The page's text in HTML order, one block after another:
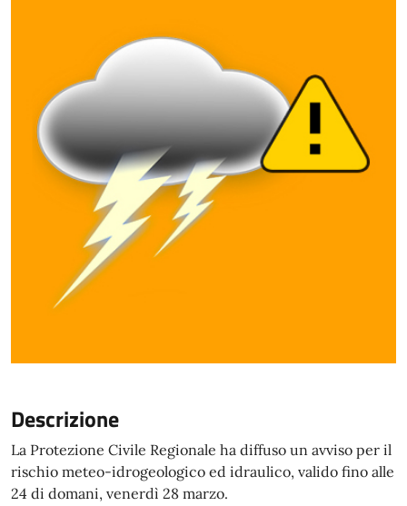
Descrizione
La Protezione Civile Regionale ha diffuso un avviso per il
rischio meteo-idrogeologico ed idraulico, valido fino alle
24 di domani, venerdì 28 marzo.